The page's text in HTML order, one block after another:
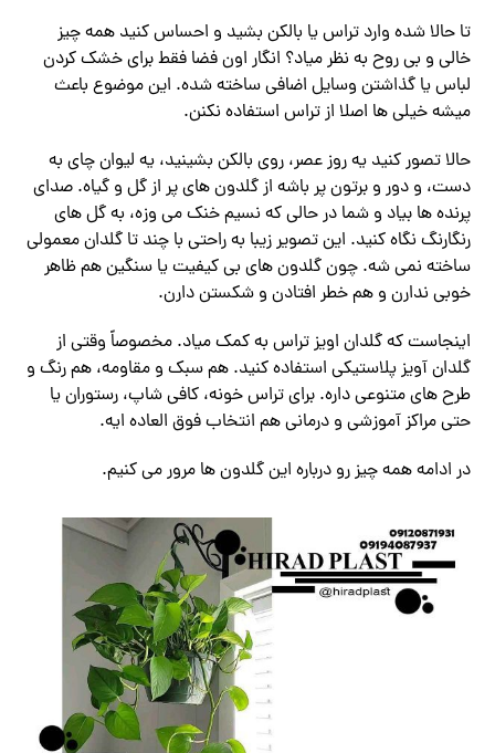
تا حالا شده وارد تراس یا بالکن بشید و احساس کنید همه ‌چیز
خالی و بی ‌روح به ‌نظر میاد؟ انگار اون فضا فقط برای خشک کردن
لباس یا گذاشتن وسایل اضافی ساخته شده. این موضوع باعث
میشه خیلی‌ ها اصلا از تراس استفاده نکنن.
حالا تصور کنید یه روز عصر، روی بالکن بشینید، یه لیوان چای به
دست، و دور و برتون پر باشه از گلدون‌ های پر از گل و گیاه. صدای
پرنده ‌ها بیاد و شما در حالی که نسیم خنک می ‌وزه، به گل ‌های
رنگارنگ نگاه کنید. این تصویر زیبا به ‌راحتی با چند تا گلدان معمولی
ساخته نمی ‌شه. چون گلدون ‌های بی ‌کیفیت یا سنگین هم ظاهر
خوبی ندارن و هم خطر افتادن و شکستن دارن.
اینجاست که گلدان اویز تراس به کمک میاد. مخصوصاً وقتی از
گلدان آویز پلاستیکی استفاده کنید. هم سبک و مقاومه، هم رنگ و
طرح ‌های متنوعی داره. برای تراس خونه، کافی ‌شاپ، رستوران یا
حتی مراکز آموزشی و درمانی هم انتخاب فوق ‌العاده ‌ایه.
در ادامه همه ‌چیز رو درباره این گلدون ‌ها مرور می ‌کنیم.